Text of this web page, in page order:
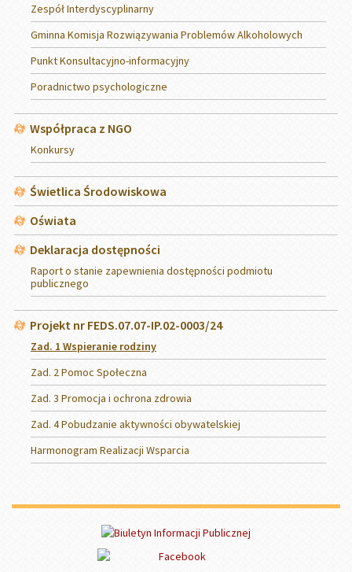
Zespół Interdyscyplinarny
Gminna Komisja Rozwiązywania Problemów Alkoholowych
Punkt Konsultacyjno-informacyjny
Poradnictwo psychologiczne
Współpraca z NGO
Konkursy
Świetlica Środowiskowa
Oświata
Deklaracja dostępności
Raport o stanie zapewnienia dostępności podmiotu
publicznego
Projekt nr FEDS.07.07-IP.02-0003/24
Zad. 1 Wspieranie rodziny
Zad. 2 Pomoc Społeczna
Zad. 3 Promocja i ochrona zdrowia
Zad. 4 Pobudzanie aktywności obywatelskiej
Harmonogram Realizacji Wsparcia